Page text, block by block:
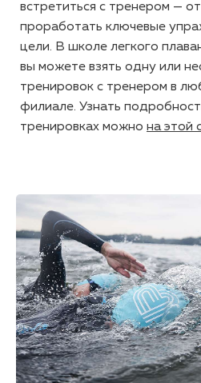
встретиться с тренером —
проработать ключевые
цели. В школе легкого
вы можете взять одну или
тренировок с тренером в
филиале. Узнать
тренировках можно на этой